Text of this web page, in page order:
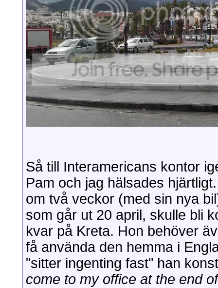
Så till Interamericans kontor
Pam och jag hälsades
om två veckor (med sin nya
som går ut 20 april, skulle bli
kvar på Kreta. Hon behöver
få använda den hemma i
"sitter ingenting fast" han
come to my office at the end